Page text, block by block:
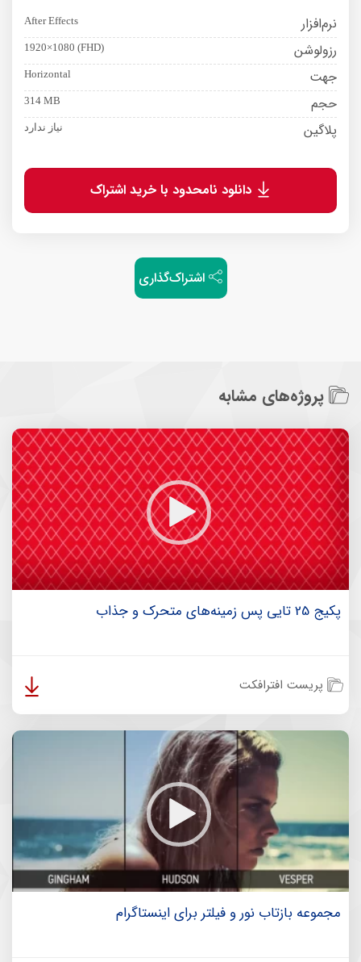
نرم‌افزار After Effects
رزولوشن 1920×1080 (FHD)
جهت Horizontal
حجم 314 MB
پلاگین نیاز ندارد
دانلود نامحدود با خرید اشتراک
اشتراک‌گذاری
پروژه‌های مشابه
پکیج 25 تایی پس زمینه‌های متحرک و جذاب
پریست افترافکت
مجموعه بازتاب نور و فیلتر‌ برای اینستاگرام